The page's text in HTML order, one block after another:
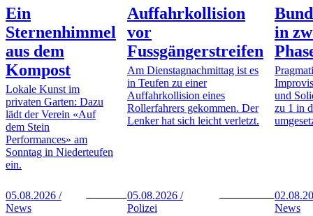
Ein
Sternenhimmel
aus dem
Kompost
Lokale Kunst im
privaten Garten: Dazu
lädt der Verein «Auf
dem Stein
Performances» am
Sonntag in Niederteufen
ein.
05.08.2026 /
News
Auffahrkollision
vor
Fussgängerstreifen
Am Dienstagnachmittag ist es
in Teufen zu einer
Auffahrkollision eines
Rollerfahrers gekommen. Der
Lenker hat sich leicht verletzt.
05.08.2026 /
Polizei
in
und
zu 1 in
News